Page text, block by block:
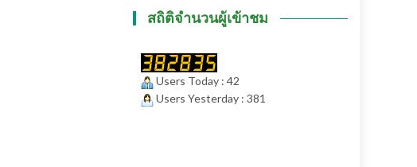
สถิติจำนวนผู้เข้าชม
Users Today : 42
Users Yesterday : 381